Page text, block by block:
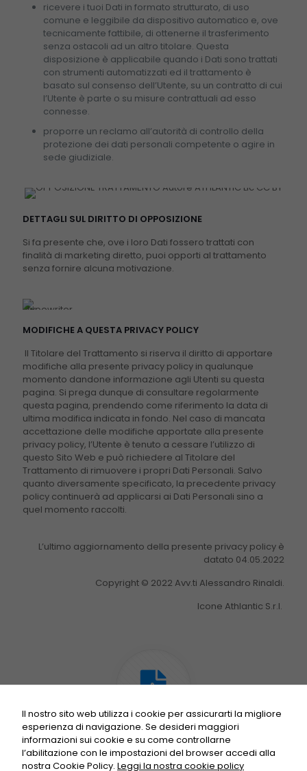
ricevere i tuoi Dati in formato strutturato, di uso
comune e leggibile da dispositivo automatico e, ove
tecnicamente fattibile, di ottenerne il trasferimento
senza ostacoli ad un altro titolare. Questa
disposizione è applicabile quando i Dati sono trattati
con strumenti automatizzati ed il trattamento è
basato sul consenso dell’Utente, su un contratto di cui
l’Utente è parte o su misure contrattuali ad esso
connesse.
proporre un reclamo all’autorità di controllo della
protezione dei dati personali competente o agire in
sede giudiziale.
DETTAGLI SUL DIRITTO DI OPPOSIZIONE
Si fa presente che, ove i loro Dati fossero trattati con
finalità di marketing diretto, puoi opporti al trattamento
senza fornire alcuna motivazione.
MODIFICHE A QUESTA PRIVACY POLICY
Il Titolare del Trattamento si riserva il diritto di apportare
modifiche alla presente privacy policy in qualunque
momento dandone informazione agli Utenti su questa
pagina. Si prega dunque di consultare regolarmente
questa pagina, prendendo come riferimento la data di
ultima modifica indicata in fondo. Nel caso di mancata
accettazione delle modifiche apportate alla presente
privacy policy, l’Utente è tenuto a cessare l’utilizzo di
questo Sito Web e può richiedere al Titolare del
Trattamento di rimuovere i propri Dati Personali. Salvo
quanto diversamente specificato, la precedente privacy
policy continuerà ad applicarsi ai Dati Personali sino a
quel momento raccolti.
L’ultimo aggiornamento della presente privacy policy è
datato 04.05.2022
Copyright © 2022 Avv.ti Alessandro Rinaldi.
Icone Athlantic S.r.l.
Privacy policy
Il nostro sito web utilizza i cookie per assicurarti la migliore
esperienza di navigazione. Se desideri maggiori
informazioni sui cookie e su come controllarne
l’abilitazione con le impostazioni del browser accedi alla
nostra Cookie Policy. Leggi la nostra cookie policy